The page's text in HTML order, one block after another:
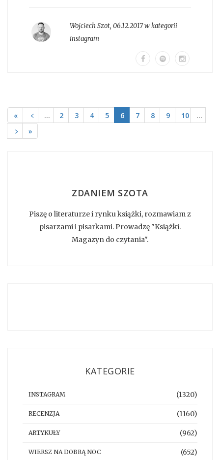
Wojciech Szot, 06.12.2017 w kategorii
instagram
« ﹤ … 2 3 4 5 6 7 8 9 10
…
﹥
»
ZDANIEM SZOTA
Piszę o literaturze i rynku książki, rozmawiam z
pisarzami i pisarkami. Prowadzę "Książki.
Magazyn do czytania".
KATEGORIE
INSTAGRAM (1320)
RECENZJA (1160)
ARTYKUŁY (962)
WIERSZ NA DOBRĄ NOC (652)